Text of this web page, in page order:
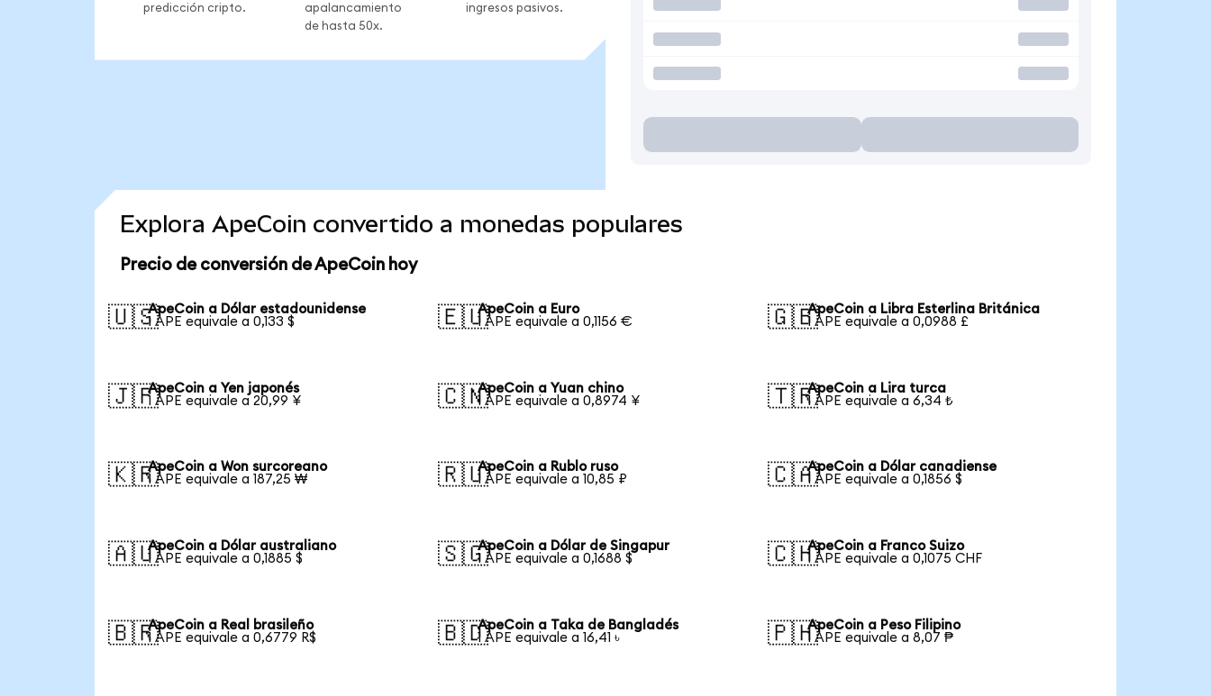
predicción cripto.
apalancamiento
de hasta 50x.
ingresos pasivos.
Explora ApeCoin convertido a monedas populares
Precio de conversión de ApeCoin hoy
🇺🇸ApeCoin a Dólar estadounidense
1 APE equivale a 0,133 $
🇪🇺ApeCoin a Euro
1 APE equivale a 0,1156 €
🇬🇧ApeCoin a Libra Esterlina Británica
1 APE equivale a 0,0988 £
🇯🇵ApeCoin a Yen japonés
1 APE equivale a 20,99 ¥
🇨🇳ApeCoin a Yuan chino
1 APE equivale a 0,8974 ¥
🇹🇷ApeCoin a Lira turca
1 APE equivale a 6,34 ₺
🇰🇷ApeCoin a Won surcoreano
1 APE equivale a 187,25 ₩
🇷🇺ApeCoin a Rublo ruso
1 APE equivale a 10,85 ₽
🇨🇦ApeCoin a Dólar canadiense
1 APE equivale a 0,1856 $
🇦🇺ApeCoin a Dólar australiano
1 APE equivale a 0,1885 $
🇸🇬ApeCoin a Dólar de Singapur
1 APE equivale a 0,1688 $
🇨🇭ApeCoin a Franco Suizo
1 APE equivale a 0,1075 CHF
🇧🇷ApeCoin a Real brasileño
1 APE equivale a 0,6779 R$
🇧🇩ApeCoin a Taka de Bangladés
1 APE equivale a 16,41 ৳
🇵🇭ApeCoin a Peso Filipino
1 APE equivale a 8,07 ₱